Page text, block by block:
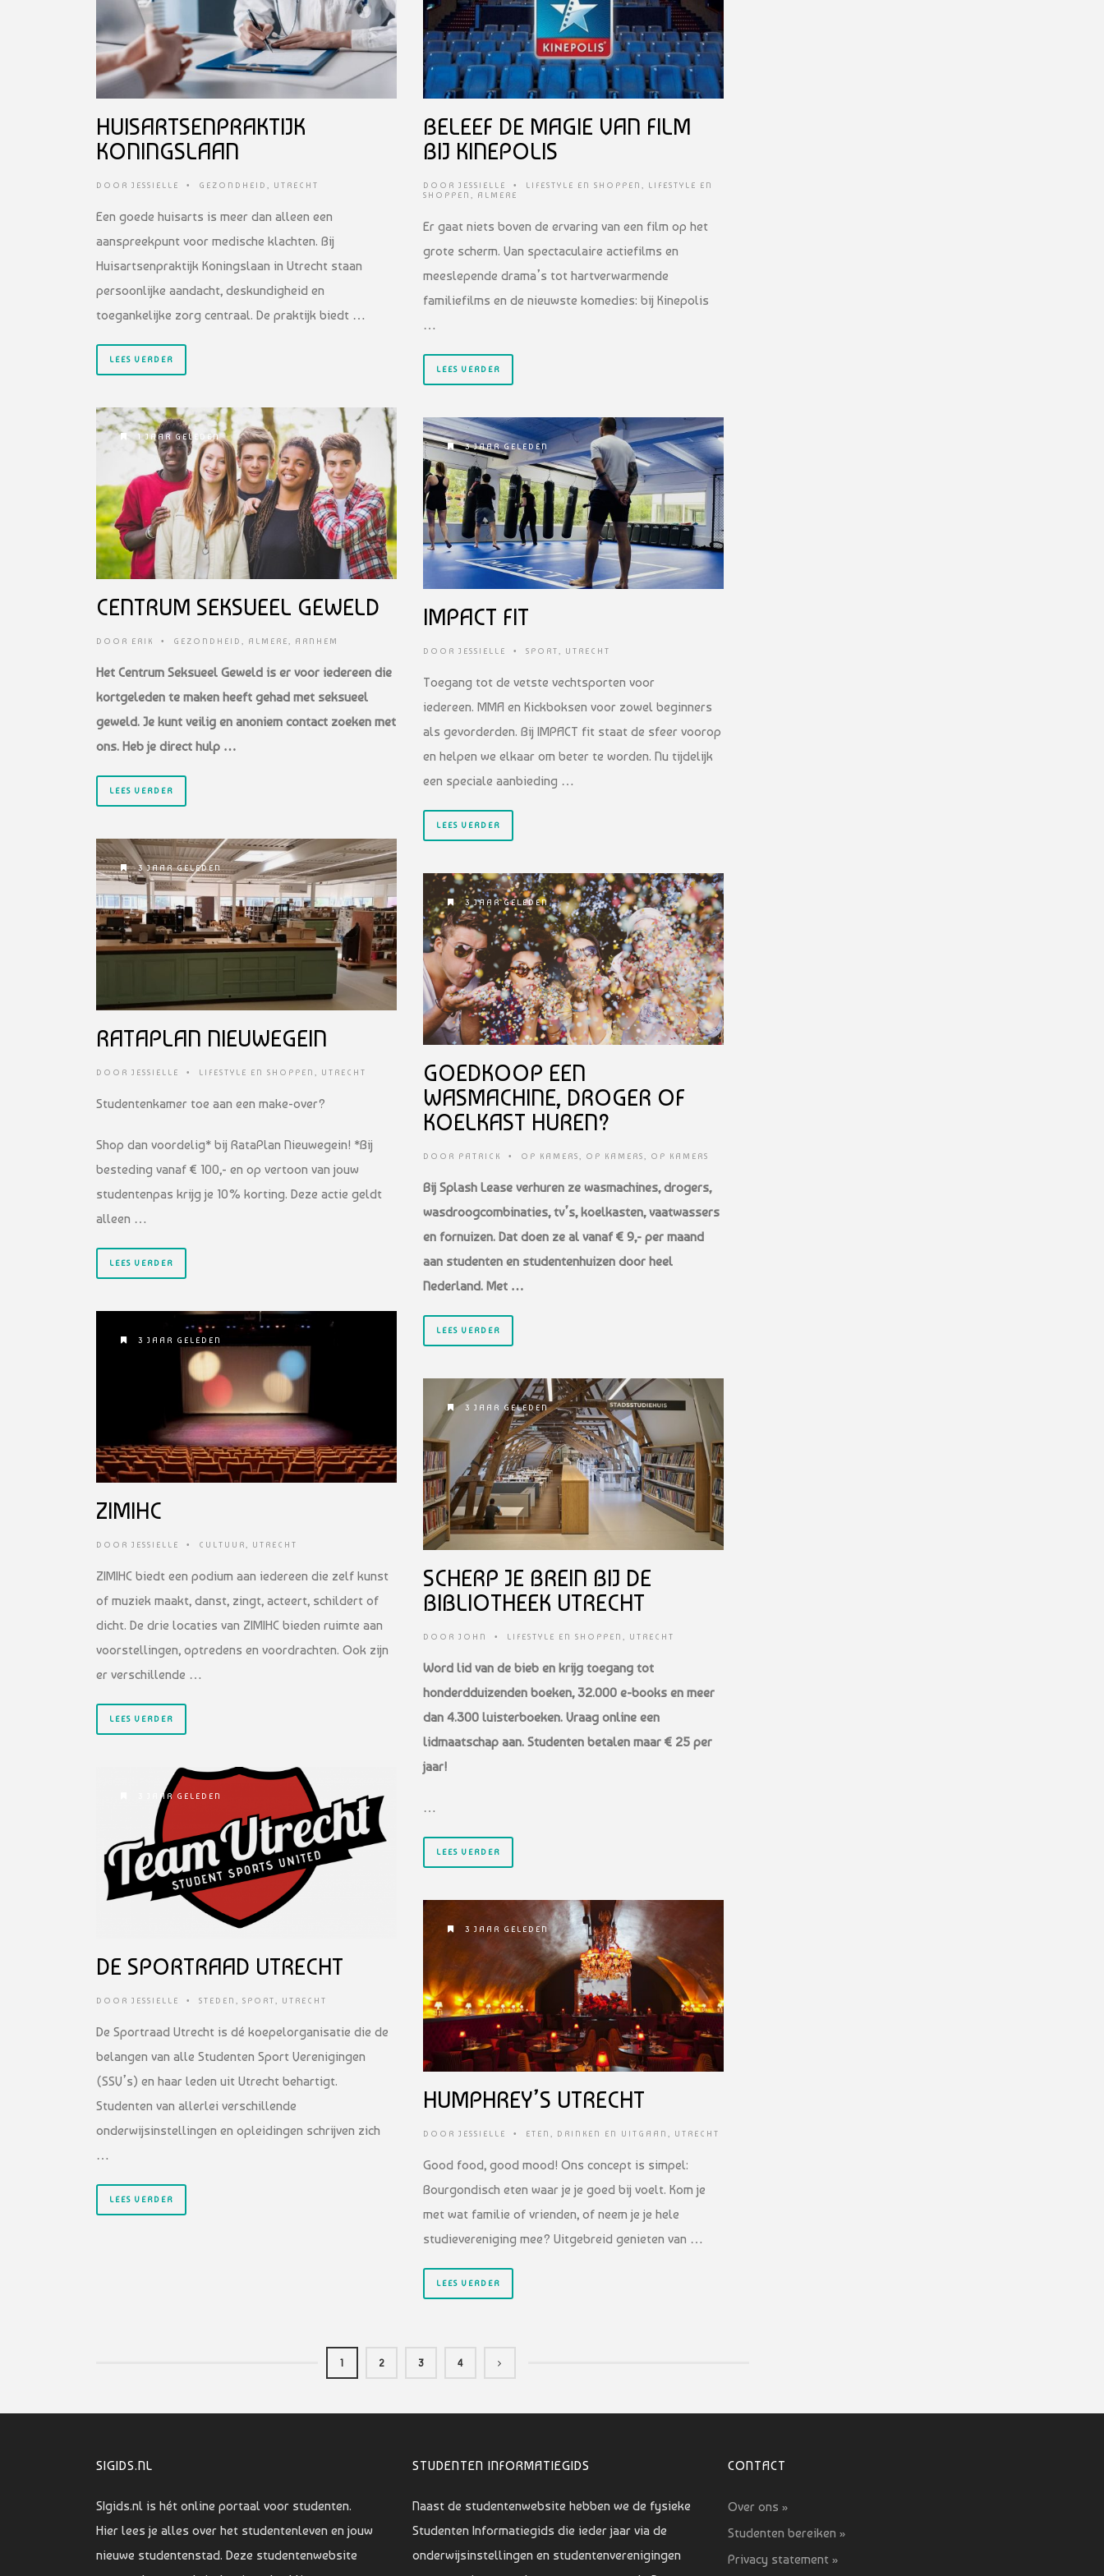
HUISARTSENPRAKTIJK
KONINGSLAAN
DOOR JESSIELLE • GEZONDHEID UTRECHT
Een goede huisarts is meer dan alleen een
aanspreekpunt voor medische klachten. Bij
Huisartsenpraktijk Koningslaan in Utrecht staan
persoonlijke aandacht, deskundigheid en
toegankelijke zorg centraal. De praktijk biedt …
LEES VERDER
BELEEF DE MAGIE VAN FILM
BIJ KINEPOLIS
DOOR JESSIELLE • LIFESTYLE EN SHOPPEN
LIFESTYLE EN
SHOPPEN
ALMERE
Er gaat niets boven de ervaring van een film op het
grote scherm. Van spectaculaire actiefilms en
meeslepende drama’s tot hartverwarmende
familiefilms en de nieuwste komedies: bij Kinepolis
…
LEES VERDER
1 JAAR GELEDEN
CENTRUM SEKSUEEL GEWELD
DOOR ERIK • GEZONDHEID ALMERE ARNHEM
Het Centrum Seksueel Geweld is er voor iedereen die
kortgeleden te maken heeft gehad met seksueel
geweld. Je kunt veilig en anoniem contact zoeken met
ons. Heb je direct hulp …
LEES VERDER
3 JAAR GELEDEN
IMPACT FIT
DOOR JESSIELLE • SPORT UTRECHT
Toegang tot de vetste vechtsporten voor
iedereen. MMA en Kickboksen voor zowel beginners
als gevorderden. Bij IMPACT fit staat de sfeer voorop
en helpen we elkaar om beter te worden. Nu tijdelijk
een speciale aanbieding …
LEES VERDER
3 JAAR GELEDEN
RATAPLAN NIEUWEGEIN
DOOR JESSIELLE • LIFESTYLE EN SHOPPEN UTRECHT
Studentenkamer toe aan een make-over?
Shop dan voordelig* bij RataPlan Nieuwegein! *Bij
besteding vanaf € 100,- en op vertoon van jouw
studentenpas krijg je 10% korting. Deze actie geldt
alleen …
LEES VERDER
3 JAAR GELEDEN
GOEDKOOP EEN
WASMACHINE, DROGER OF
KOELKAST HUREN?
DOOR PATRICK • OP KAMERS OP KAMERS OP KAMERS
Bij Splash Lease verhuren ze wasmachines, drogers,
wasdroogcombinaties, tv’s, koelkasten, vaatwassers
en fornuizen. Dat doen ze al vanaf € 9,- per maand
aan studenten en studentenhuizen door heel
Nederland. Met …
LEES VERDER
3 JAAR GELEDEN
ZIMIHC
DOOR JESSIELLE • CULTUUR UTRECHT
ZIMIHC biedt een podium aan iedereen die zelf kunst
of muziek maakt, danst, zingt, acteert, schildert of
dicht. De drie locaties van ZIMIHC bieden ruimte aan
voorstellingen, optredens en voordrachten. Ook zijn
er verschillende …
LEES VERDER
3 JAAR GELEDEN
SCHERP JE BREIN BIJ DE
BIBLIOTHEEK UTRECHT
DOOR JOHN • LIFESTYLE EN SHOPPEN UTRECHT
Word lid van de bieb en krijg toegang tot
honderdduizenden boeken, 32.000 e-books en meer
dan 4.300 luisterboeken. Vraag online een
lidmaatschap aan. Studenten betalen maar € 25 per
jaar!
…
LEES VERDER
3 JAAR GELEDEN
DE SPORTRAAD UTRECHT
DOOR JESSIELLE • STEDEN SPORT UTRECHT
De Sportraad Utrecht is dé koepelorganisatie die de
belangen van alle Studenten Sport Verenigingen
(SSV’s) en haar leden uit Utrecht behartigt.
Studenten van allerlei verschillende
onderwijsinstellingen en opleidingen schrijven zich
…
LEES VERDER
3 JAAR GELEDEN
HUMPHREY’S UTRECHT
DOOR JESSIELLE • ETEN, DRINKEN EN UITGAAN UTRECHT
Good food, good mood! Ons concept is simpel:
Bourgondisch eten waar je je goed bij voelt. Kom je
met wat familie of vrienden, of neem je je hele
studievereniging mee? Uitgebreid genieten van …
LEES VERDER
1 2 3 4
SIGIDS.NL
SIgids.nl is hét online portaal voor studenten.
Hier lees je alles over het studentenleven en jouw
nieuwe studentenstad. Deze studentenwebsite
STUDENTEN INFORMATIEGIDS
Naast de studentenwebsite hebben we de fysieke
Studenten Informatiegids die ieder jaar via de
onderwijsinstellingen en studentenverenigingen
CONTACT
Over ons »
Studenten bereiken »
Privacy statement »